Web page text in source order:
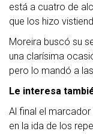
está a cuatro de
que los hizo
Moreira buscó su
una clarísima
pero lo mandó a
Le interesa
Al final el
en la ida de los